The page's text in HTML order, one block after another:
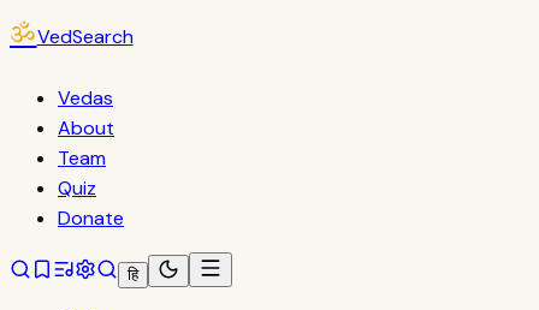
ॐVedSearch
Vedas
About
Team
Quiz
Donate
हि